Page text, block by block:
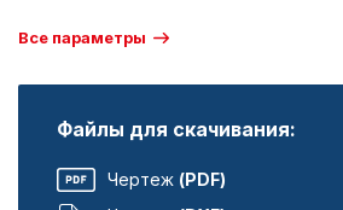
Все параметры
Файлы для скачивания:
Чертеж (PDF)